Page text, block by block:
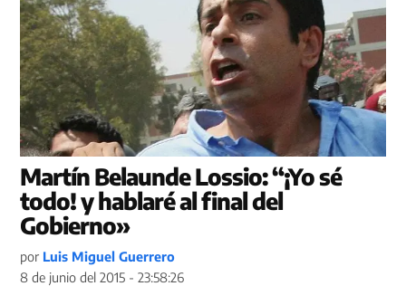
Martín Belaunde Lossio: “¡Yo sé
todo! y hablaré al final del
Gobierno»
por Luis Miguel Guerrero
8 de junio del 2015 - 23:58:26